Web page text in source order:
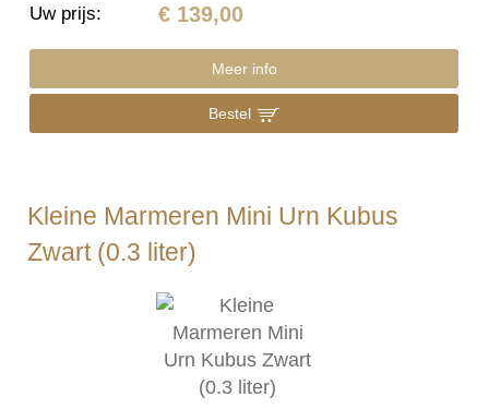
Uw prijs: € 139,00
Meer info
Bestel
Kleine Marmeren Mini Urn Kubus
Zwart (0.3 liter)